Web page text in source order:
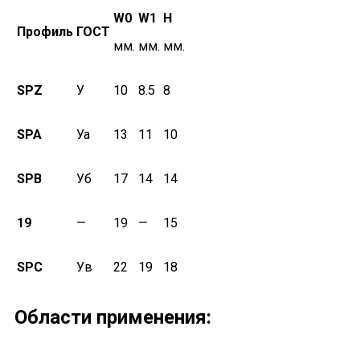
Профиль ГОСТ
W0
мм.
W1
мм.
H
мм.
SPZ У 10 8.5 8
SPA Уа 13 11 10
SPB Уб 17 14 14
19 — 19 — 15
SPC Ув 22 19 18
Области применения: